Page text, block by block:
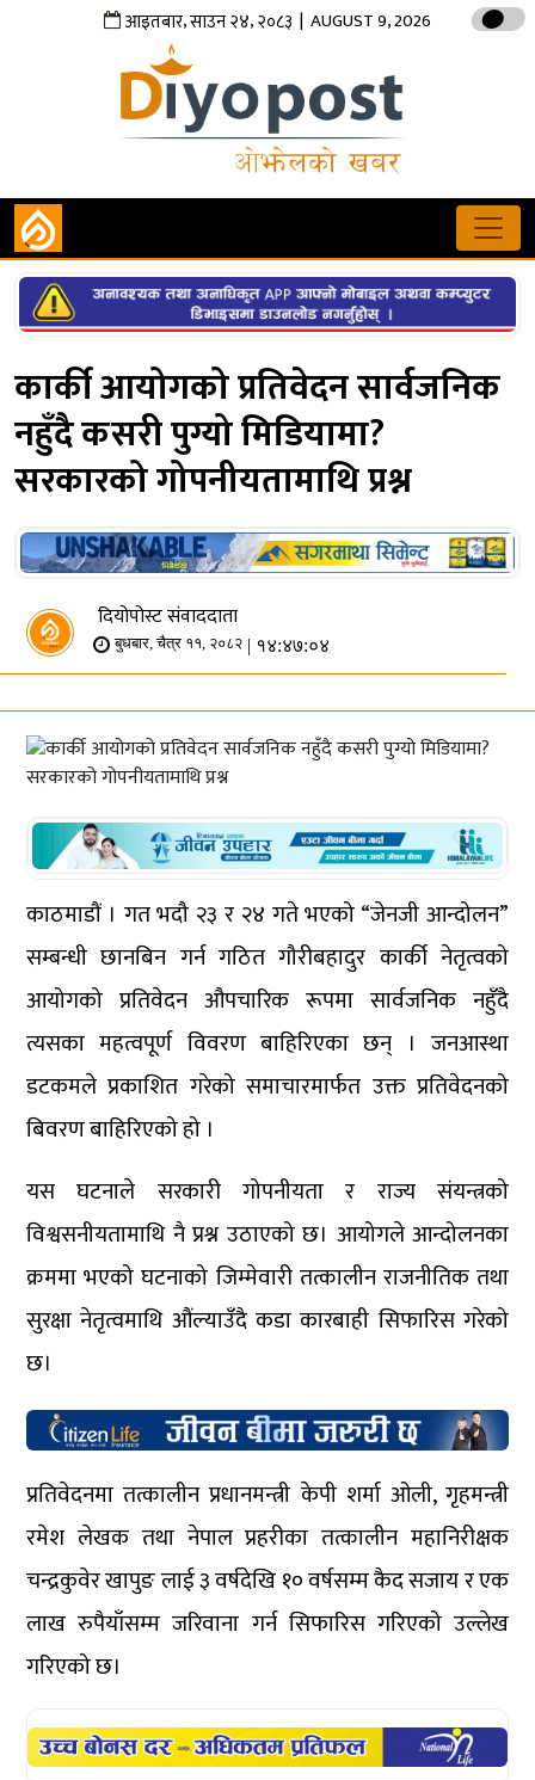
आइतबार,साउन२४,२०८३ | AUGUST 9, 2026
कार्की आयोगको प्रतिवेदन सार्वजनिक
नहुँदै कसरी पुग्यो मिडियामा?
सरकारको गोपनीयतामाथि प्रश्न
दियोपोस्ट संवाददाता
बुधबार, चैत्र ११, २०८२ | १४:४७:०४
काठमाडौं । गत भदौ २३ र २४ गते भएको “जेनजी आन्दोलन”
सम्बन्धी छानबिन गर्न गठित गौरीबहादुर कार्की नेतृत्वको
आयोगको प्रतिवेदन औपचारिक रूपमा सार्वजनिक नहुँदै
त्यसका महत्वपूर्ण विवरण बाहिरिएका छन् । जनआस्था
डटकमले प्रकाशित गरेको समाचारमार्फत उक्त प्रतिवेदनको
बिवरण बाहिरिएको हो ।
यस घटनाले सरकारी गोपनीयता र राज्य संयन्त्रको
विश्वसनीयतामाथि नै प्रश्न उठाएको छ। आयोगले आन्दोलनका
क्रममा भएको घटनाको जिम्मेवारी तत्कालीन राजनीतिक तथा
सुरक्षा नेतृत्वमाथि औंल्याउँदै कडा कारबाही सिफारिस गरेको
छ।
प्रतिवेदनमा तत्कालीन प्रधानमन्त्री केपी शर्मा ओली, गृहमन्त्री
रमेश लेखक तथा नेपाल प्रहरीका तत्कालीन महानिरीक्षक
चन्द्रकुवेर खापुङ लाई ३ वर्षदेखि १० वर्षसम्म कैद सजाय र एक
लाख रुपैयाँसम्म जरिवाना गर्न सिफारिस गरिएको उल्लेख
गरिएको छ।